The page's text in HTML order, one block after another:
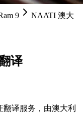
9
NAATI 澳大
译
翻译服务，由澳大利